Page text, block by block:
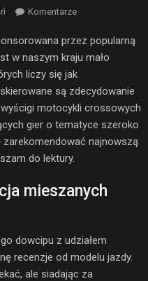
Komentarze
przez popularną
w naszym kraju mało
liczy się jak
są zdecydowanie
motocykli crossowych
gier o tematyce szeroko
najnowszą
do lektury.
mieszanych
dowcipu z udziałem
recenzje od modelu jazdy.
ale siadając za